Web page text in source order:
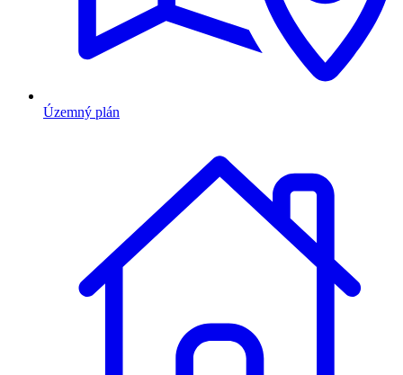
Územný plán